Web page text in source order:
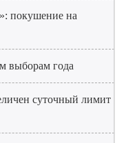
покушение на
выборам года
суточный лимит